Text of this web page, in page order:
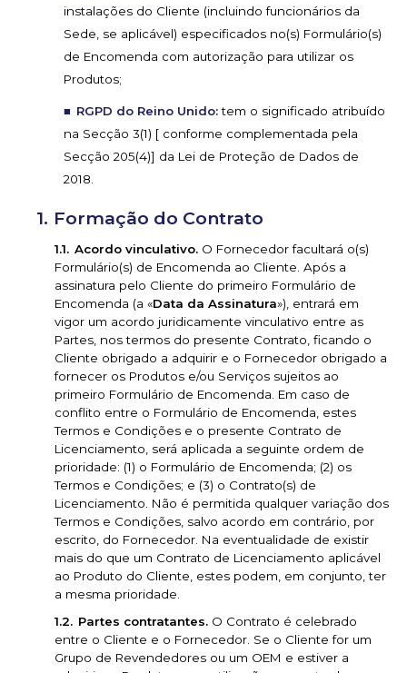
instalações do Cliente (incluindo funcionários da
Sede, se aplicável) especificados no(s) Formulário(s)
de Encomenda com autorização para utilizar os
Produtos;
RGPD do Reino Unido:tem o significado atribuído
na Secção 3(1) [ conforme complementada pela
Secção 205(4)] da Lei de Proteção de Dados de
2018.
Formação do Contrato
Acordo vinculativo. O Fornecedor facultará o(s)
Formulário(s) de Encomenda ao Cliente. Após a
assinatura pelo Cliente do primeiro Formulário de
Encomenda (a «Data da Assinatura»), entrará em
vigor um acordo juridicamente vinculativo entre as
Partes, nos termos do presente Contrato, ficando o
Cliente obrigado a adquirir e o Fornecedor obrigado a
fornecer os Produtos e/ou Serviços sujeitos ao
primeiro Formulário de Encomenda. Em caso de
conflito entre o Formulário de Encomenda, estes
Termos e Condições e o presente Contrato de
Licenciamento, será aplicada a seguinte ordem de
prioridade: (1) o Formulário de Encomenda; (2) os
Termos e Condições; e (3) o Contrato(s) de
Licenciamento. Não é permitida qualquer variação dos
Termos e Condições, salvo acordo em contrário, por
escrito, do Fornecedor. Na eventualidade de existir
mais do que um Contrato de Licenciamento aplicável
ao Produto do Cliente, estes podem, em conjunto, ter
a mesma prioridade.
Partes contratantes. O Contrato é celebrado
entre o Cliente e o Fornecedor. Se o Cliente for um
Grupo de Revendedores ou um OEM e estiver a